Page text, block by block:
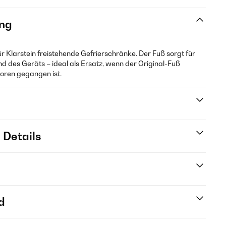
Klarstein freistehende Gefrierschränke. Der Fuß sorgt für
des Geräts – ideal als Ersatz, wenn der Original-Fuß
gegangen ist.
Details